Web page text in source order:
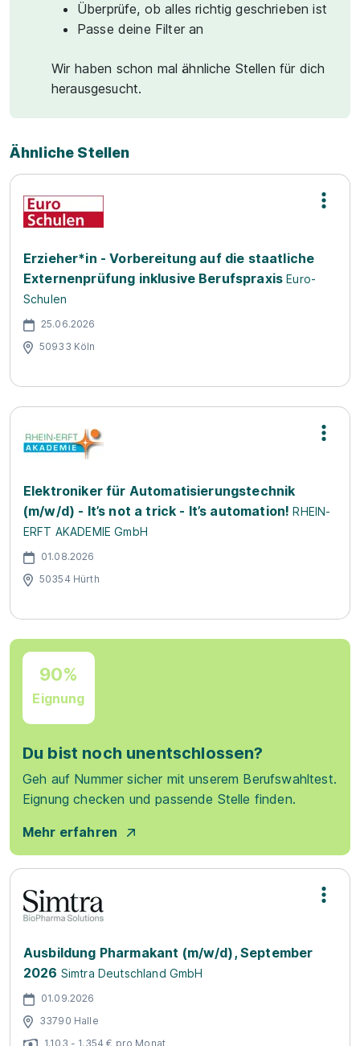
Überprüfe, ob alles richtig geschrieben ist
Passe deine Filter an
Wir haben schon mal ähnliche Stellen für dich
herausgesucht.
Ähnliche Stellen
Erzieher*in - Vorbereitung auf die staatliche
Externenprüfung inklusive Berufspraxis Euro-
Schulen
25.06.2026
50933 Köln
Elektroniker für Automatisierungstechnik
(m/w/d) - It’s not a trick - It’s automation! RHEIN-
ERFT AKADEMIE GmbH
01.08.2026
50354 Hürth
90%
Eignung
Du bist noch unentschlossen?
Geh auf Nummer sicher mit unserem Berufswahltest.
Eignung checken und passende Stelle finden.
Mehr erfahren
Ausbildung Pharmakant (m/w/d), September
2026 Simtra Deutschland GmbH
01.09.2026
33790 Halle
1.103 - 1.354 € pro Monat